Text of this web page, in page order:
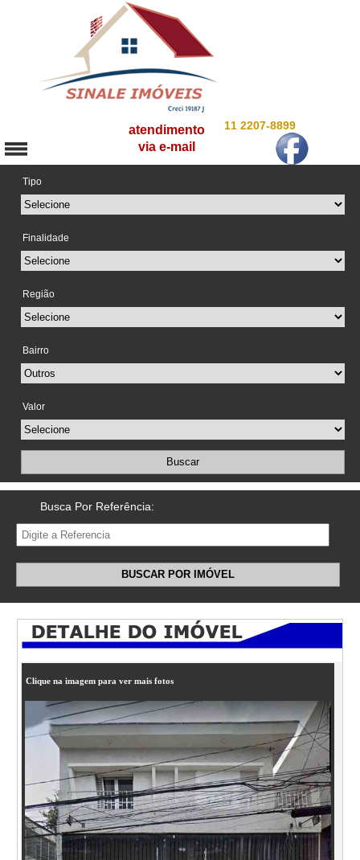
11 2207-8899
atendimento
via e-mail
Tipo
Finalidade
Região
Bairro
Valor
Buscar
Busca Por Referência:
BUSCAR POR IMÓVEL
Clique na imagem para ver mais fotos